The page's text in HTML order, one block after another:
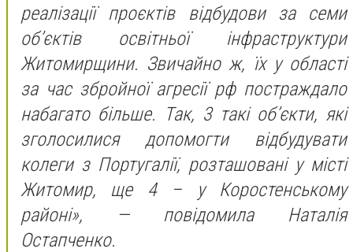
реалізації проєктів відбудови за семи
об’єктів освітньої інфраструктури
Житомирщини. Звичайно ж, їх у області
за час збройної агресії рф постраждало
набагато більше. Так, 3 такі об’єкти, які
зголосилися допомогти відбудувати
колеги з Португалії, розташовані у місті
Житомир, ще 4 – у Коростенському
районі», — повідомила Наталія
Остапченко.